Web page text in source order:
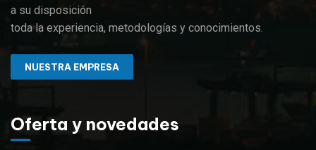
a su disposición
toda la experiencia, metodologías y conocimientos.
NUESTRA EMPRESA
Oferta y novedades